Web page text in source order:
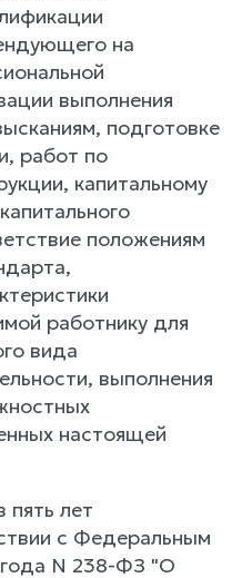
на
выполнения
подготовке
работ по
капитальному
положениям
работнику для
вида
выполнения
настоящей
пять лет
с Федеральным
N 238-ФЗ "О